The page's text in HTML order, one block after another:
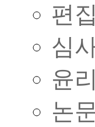
편
심
윤
논